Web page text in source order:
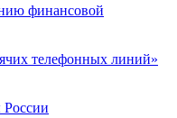
финансовой
телефонных линий»